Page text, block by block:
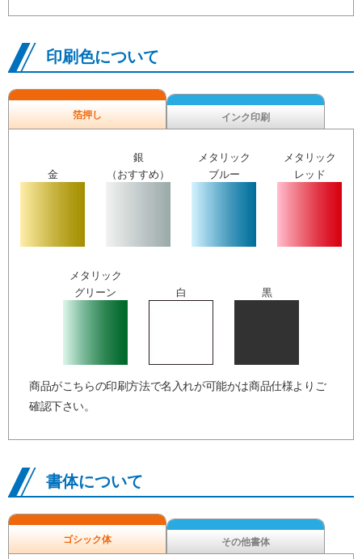
印刷色について
箔押し インク印刷
金
銀
（おすすめ）
メタリック
ブルー
メタリック
レッド
メタリック
グリーン
白 黒
商品がこちらの印刷方法で名入れが可能かは商品仕様よりご
確認下さい。
書体について
ゴシック体 その他書体